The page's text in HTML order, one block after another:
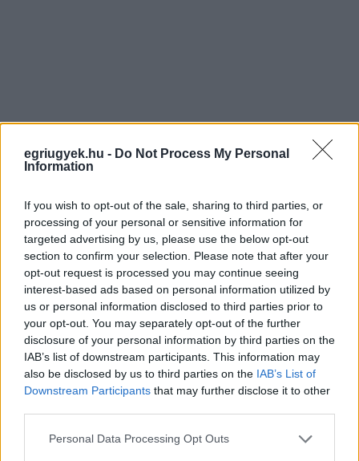
egriugyek.hu - Do Not Process My Personal
Information
If you wish to opt-out of the sale, sharing to third parties, or
processing of your personal or sensitive information for
targeted advertising by us, please use the below opt-out
section to confirm your selection. Please note that after your
opt-out request is processed you may continue seeing
interest-based ads based on personal information utilized by
us or personal information disclosed to third parties prior to
your opt-out. You may separately opt-out of the further
disclosure of your personal information by third parties on the
IAB’s list of downstream participants. This information may
also be disclosed by us to third parties on the IAB’s List of
Downstream Participants that may further disclose it to other
Please note that this website/app uses one or more Google
Personal Data Processing Opt Outs